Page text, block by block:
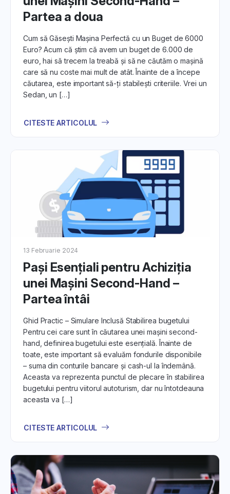
Partea a doua
Cum să Găsești Mașina Perfectă cu un Buget de 6000
Euro? Acum că știm că avem un buget de 6.000 de
euro, hai să trecem la treabă și să ne căutăm o mașină
care să nu coste mai mult de atât. Înainte de a începe
căutarea, este important să-ți stabilești criteriile. Vrei un
Sedan, un […]
CITESTE ARTICOLUL
13 Februarie 2024
Pași Esențiali pentru Achiziția
unei Mașini Second-Hand –
Partea întâi
Ghid Practic – Simulare Inclusă Stabilirea bugetului
Pentru cei care sunt în căutarea unei mașini second-
hand, definirea bugetului este esențială. Înainte de
toate, este important să evaluăm fondurile disponibile
– suma din conturile bancare și cash-ul la îndemână.
Aceasta va reprezenta punctul de plecare în stabilirea
bugetului pentru viitorul autoturism, dar nu întotdeauna
aceasta va […]
CITESTE ARTICOLUL